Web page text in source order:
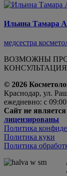
Ильина Тамара
медсестра
ВОЗМОЖНЫ
© 2026
Краснодар, ул.
ежедневно: с
Сайт не
лицензированы
Политика​
Политика​ куки
Политика​